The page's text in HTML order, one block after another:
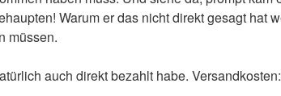
Warum er das nicht direkt gesagt hat
müssen.
auch direkt bezahlt habe.